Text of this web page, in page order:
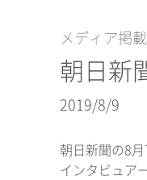
メディア掲載
朝日新
2019/8/9
朝日新聞の8
インタビュア